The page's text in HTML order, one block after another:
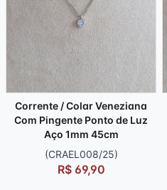
Corrente / Colar Veneziana
Com Pingente Ponto de Luz
Aço 1mm 45cm
(CRAEL008/25)
R$ 69,90